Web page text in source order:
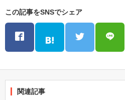
この記事をSNSでシェア
関連記事